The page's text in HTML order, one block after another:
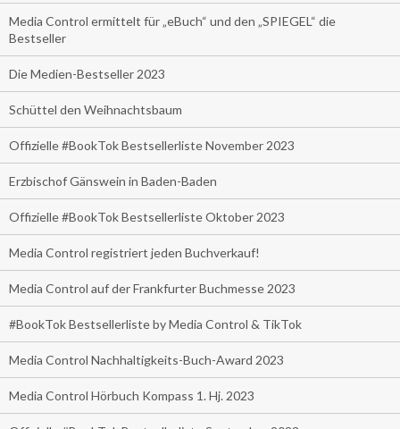
Media Control ermittelt für „eBuch“ und den „SPIEGEL“ die
Bestseller
Die Medien-Bestseller 2023
Schüttel den Weihnachtsbaum
Offizielle #BookTok Bestsellerliste November 2023
Erzbischof Gänswein in Baden-Baden
Offizielle #BookTok Bestsellerliste Oktober 2023
Media Control registriert jeden Buchverkauf!
Media Control auf der Frankfurter Buchmesse 2023
#BookTok Bestsellerliste by Media Control & TikTok
Media Control Nachhaltigkeits-Buch-Award 2023
Media Control Hörbuch Kompass 1. Hj. 2023